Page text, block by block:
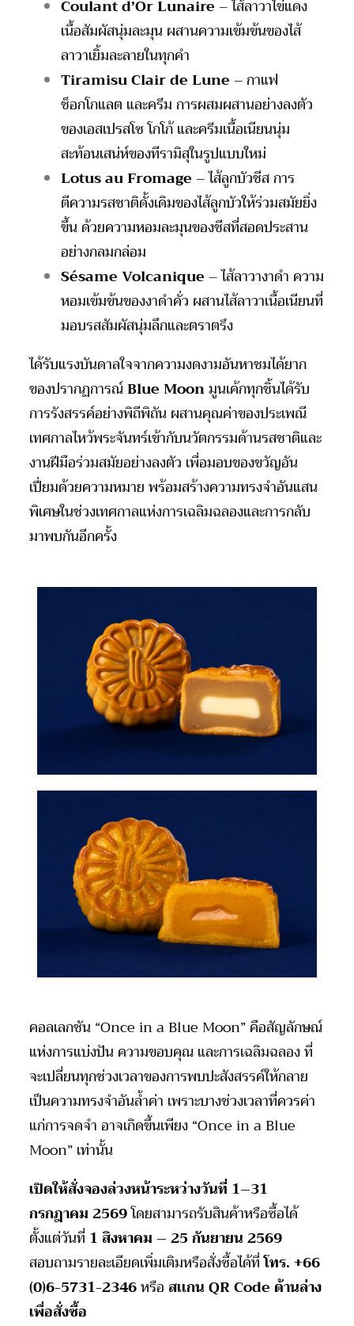
Coulant d’Or Lunaire– ไส้ลาวาไข่แดง
เนื้อสัมผัสนุ่มละมุน ผสานความเข้มข้นของไส้
ลาวาเยิ้มละลายในทุกคำ
Tiramisu Clair de Lune– กาแฟ
ช็อกโกแลต และครีม การผสมผสานอย่างลงตัว
ของเอสเปรสโซ โกโก้ และครีมเนื้อเนียนนุ่ม
สะท้อนเสน่ห์ของทีรามิสุในรูปแบบใหม่
Lotus au Fromage– ไส้ลูกบัวชีส การ
ตีความรสชาติดั้งเดิมของไส้ลูกบัวให้ร่วมสมัยยิ่ง
ขึ้น ด้วยความหอมละมุนของชีสที่สอดประสาน
อย่างกลมกล่อม
Sésame Volcanique– ไส้ลาวางาดำ ความ
หอมเข้มข้นของงาดำคั่ว ผสานไส้ลาวาเนื้อเนียนที่
มอบรสสัมผัสนุ่มลึกและตราตรึง
ได้รับแรงบันดาลใจจากความงดงามอันหาชมได้ยาก
ของปรากฏการณ์Blue Moonมูนเค้กทุกชิ้นได้รับ
การรังสรรค์อย่างพิถีพิถัน ผสานคุณค่าของประเพณี
เทศกาลไหว้พระจันทร์เข้ากับนวัตกรรมด้านรสชาติและ
งานฝีมือร่วมสมัยอย่างลงตัว เพื่อมอบของขวัญอัน
เปี่ยมด้วยความหมาย พร้อมสร้างความทรงจำอันแสน
พิเศษในช่วงเทศกาลแห่งการเฉลิมฉลองและการกลับ
มาพบกันอีกครั้ง
คอลเลกชัน “Once in a Blue Moon” คือสัญลักษณ์
แห่งการแบ่งปัน ความขอบคุณ และการเฉลิมฉลอง ที่
จะเปลี่ยนทุกช่วงเวลาของการพบปะสังสรรค์ให้กลาย
เป็นความทรงจำอันล้ำค่า เพราะบางช่วงเวลาที่ควรค่า
แก่การจดจำ อาจเกิดขึ้นเพียง “Once in a Blue
Moon” เท่านั้น
เปิดให้สั่งจองล่วงหน้าระหว่างวันที่ 1–31
กรกฎาคม 2569โดยสามารถรับสินค้าหรือซื้อได้
ตั้งแต่วันที่ 1 สิงหาคม – 25 กันยายน 2569
สอบถามรายละเอียดเพิ่มเติมหรือสั่งซื้อได้ที่โทร. +66
(0)6-5731-2346หรือสเเกนQR Code ด้านล่าง
เพื่อสั่งซื้อ